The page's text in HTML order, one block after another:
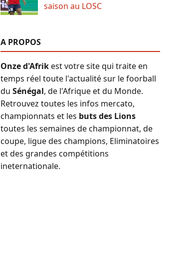
saison au LOSC
A PROPOS
Onze d'Afrikest votre site qui traite en
temps réel toute l'actualité sur le foorball
du Sénégal, de l'Afrique et du Monde.
Retrouvez toutes les infos mercato,
championnats et les buts des Lions
toutes les semaines de championnat, de
coupe, ligue des champions, Eliminatoires
et des grandes compétitions
ineternationale.